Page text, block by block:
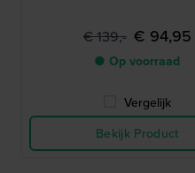
€ 139,- € 94,95
● Op voorraad
Vergelijk
Bekijk Product